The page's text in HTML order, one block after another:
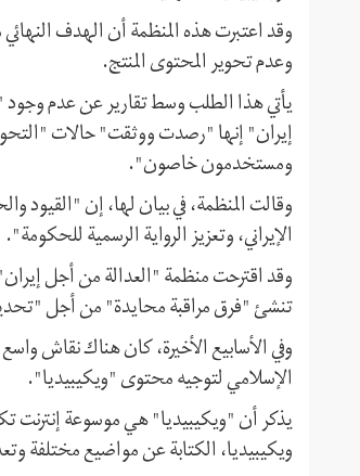
وقد اعتبرت هذه المنظمة أن الهدف
وعدم تحوير المحتوى المنتج.
يأتي هذا الطلب وسط تقارير عن عدم
إيران" إنها "رصدت ووثقت" حالات
ومستخدمون خاصون".
وقالت المنظمة، في بيان لها، إن "القيود
الإيراني، وتعزيز الرواية الرسمية للحكومة".
وقد اقترحت منظمة "العدالة من أجل
تنشئ "فرق مراقبة محايدة" من أجل
وفي الأسابيع الأخيرة، كان هناك نقاش
الإسلامي لتوجيه محتوى "ويكيبيديا".
يذكر أن "ويكيبيديا" هي موسوعة إنترنت
ويكيبيديا، الكتابة عن مواضيع مختلفة